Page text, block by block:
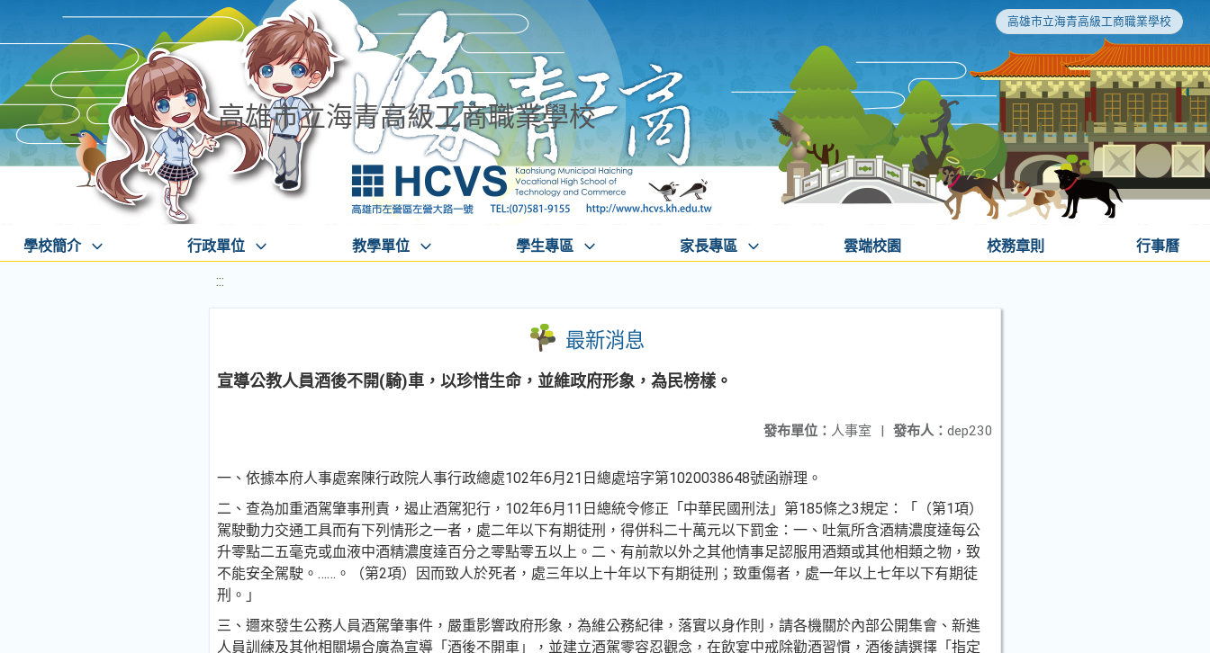
高雄市立海青高級工商職業學校
高雄市立海青高級工商職業學校
學校簡介 行政單位 教學單位 學生專區 家長專區 雲端校園 校務章則 行事曆
:::
最新消息
宣導公教人員酒後不開(騎)車，以珍惜生命，並維政府形象，為民榜樣。
發布人： dep230
發布單位： 人事室 |
一、依據本府人事處案陳行政院人事行政總處102年6月21日總處培字第1020038648號函辦理。
二、查為加重酒駕肇事刑責，遏止酒駕犯行，102年6月11日總統令修正「中華民國刑法」第185條之3規定：「（第1項）
駕駛動力交通工具而有下列情形之一者，處二年以下有期徒刑，得併科二十萬元以下罰金：一、吐氣所含酒精濃度達每公
升零點二五毫克或血液中酒精濃度達百分之零點零五以上。二、有前款以外之其他情事足認服用酒類或其他相類之物，致
不能安全駕駛。……。（第2項）因而致人於死者，處三年以上十年以下有期徒刑；致重傷者，處一年以上七年以下有期徒
刑。」
三、邇來發生公務人員酒駕肇事件，嚴重影響政府形象，為維公務紀律，落實以身作則，請各機關於內部公開集會、新進
人員訓練及其他相關場合廣為宣導「酒後不開車」，並建立酒駕零容忍觀念，在飲宴中戒除勸酒習慣，酒後請選擇「指定